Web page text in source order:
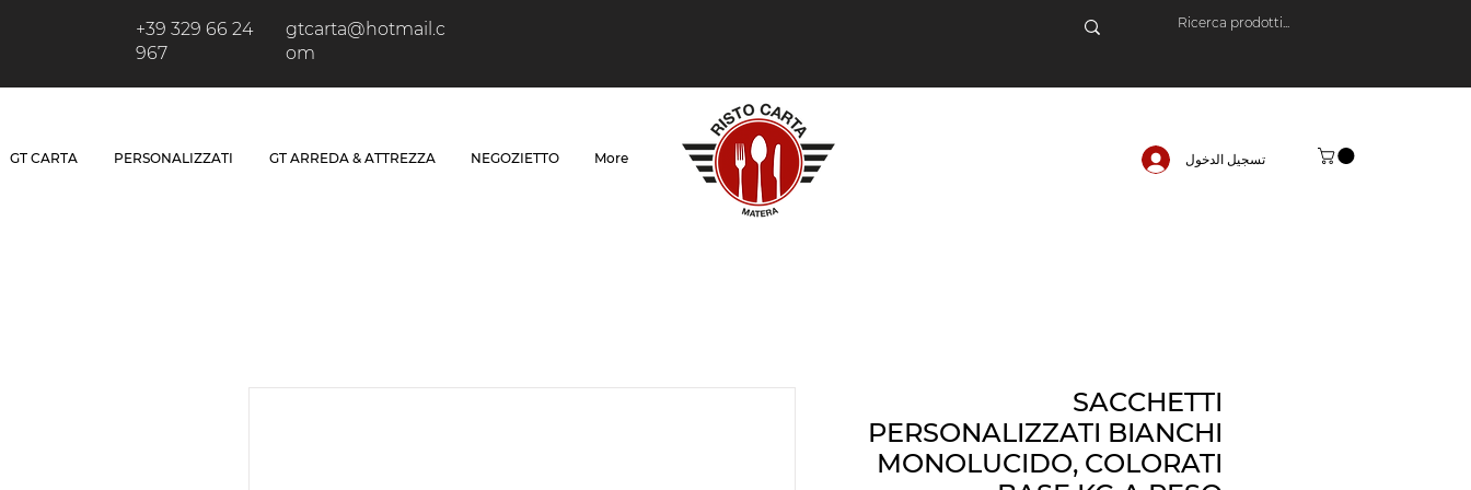
+39 329 66 24
967
gtcarta@hotmail.c
om
GT CARTA PERSONALIZZATI GT ARREDA & ATTREZZA NEGOZIETTO More تسجيل الدخول
SACCHETTI
PERSONALIZZATI BIANCHI
MONOLUCIDO, COLORATI